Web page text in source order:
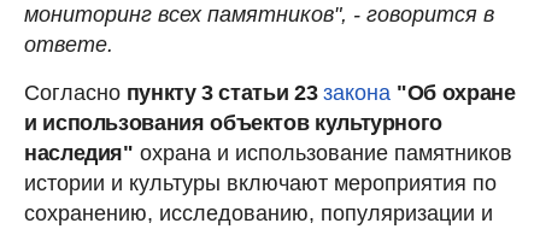
мониторинг всех памятников", - говорится в
ответе.
Согласно пункту 3 статьи 23 закона "Об охране
и использования объектов культурного
наследия" охрана и использование памятников
истории и культуры включают мероприятия по
сохранению, исследованию, популяризации и